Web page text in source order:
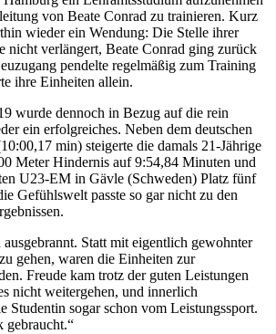
von Beate Conrad zu trainieren. Kurz
wieder ein Wendung: Die Stelle ihrer
nicht verlängert, Beate Conrad ging zurück
pendelte regelmäßig zum Training
ihre Einheiten allein.
wurde dennoch in Bezug auf die rein
ein erfolgreiches. Neben dem deutschen
min) steigerte die damals 21-Jährige
Meter Hindernis auf 9:54,84 Minuten und
U23-EM in Gävle (Schweden) Platz fünf
Gefühlswelt passte so gar nicht zu den
Statt mit eigentlich gewohnter
gehen, waren die Einheiten zur
Freude kam trotz der guten Leistungen
nicht weitergehen, und innerlich
Studentin sogar schon vom Leistungssport.
gebraucht.“